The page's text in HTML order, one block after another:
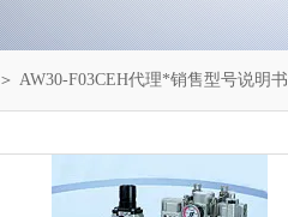
＞ AW30-F03CEH代理*销售型号说明书